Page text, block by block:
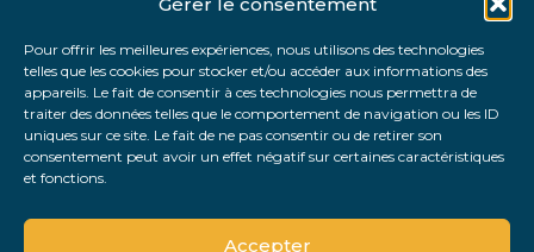
Pour offrir les meilleures expériences, nous utilisons des technologies
telles que les cookies pour stocker et/ou accéder aux informations des
appareils. Le fait de consentir à ces technologies nous permettra de
traiter des données telles que le comportement de navigation ou les ID
uniques sur ce site. Le fait de ne pas consentir ou de retirer son
consentement peut avoir un effet négatif sur certaines caractéristiques
et fonctions.
Accepter
FaceBook
TwitterLinkedIn